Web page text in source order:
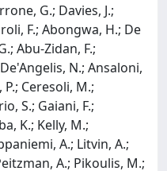
G.; Davies, J.;
F.; Abongwa, H.; De
Abu-Zidan, F.;
N.; Ansaloni,
Ceresoli, M.;
S.; Gaiani, F.;
K.; Kelly, M.;
A.; Litvin, A.;
A.; Pikoulis, M.;